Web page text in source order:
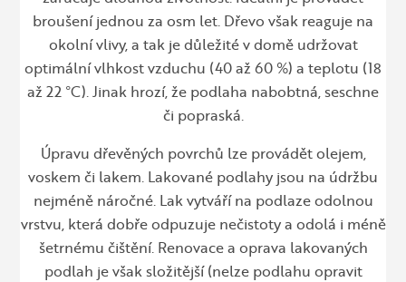
broušení jednou za osm let. Dřevo však reaguje na
okolní vlivy, a tak je důležité v domě udržovat
optimální vlhkost vzduchu (40 až 60 %) a teplotu (18
až 22 °C). Jinak hrozí, že podlaha nabobtná, seschne
či popraská.
Úpravu dřevěných povrchů lze provádět olejem,
voskem či lakem. Lakované podlahy jsou na údržbu
nejméně náročné. Lak vytváří na podlaze odolnou
vrstvu, která dobře odpuzuje nečistoty a odolá i méně
šetrnému čištění. Renovace a oprava lakovaných
podlah je však složitější (nelze podlahu opravit